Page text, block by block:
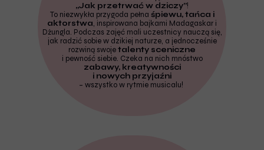
„Jak przetrwać w dziczy”!
To niezwykła przygoda pełna śpiewu, tańca i
aktorstwa, inspirowana bajkami Madagaskar i
Dżungla. Podczas zajęć mali uczestnicy nauczą się,
jak radzić sobie w dzikiej naturze, a jednocześnie
rozwiną swojetalenty sceniczne
i pewność siebie. Czeka na nich mnóstwo
zabawy, kreatywności
i nowych przyjaźni
– wszystko w rytmie musicalu!